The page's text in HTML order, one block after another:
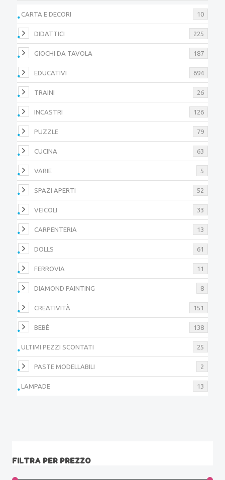
CARTA E DECORI 10
DIDATTICI 225
GIOCHI DA TAVOLA 187
EDUCATIVI 694
TRAINI 26
INCASTRI 126
PUZZLE 79
CUCINA 63
VARIE 5
SPAZI APERTI 52
VEICOLI 33
CARPENTERIA 13
DOLLS 61
FERROVIA 11
DIAMOND PAINTING 8
CREATIVITÀ 151
BEBÈ 138
ULTIMI PEZZI SCONTATI 25
PASTE MODELLABILI 2
LAMPADE 13
FILTRA PER PREZZO